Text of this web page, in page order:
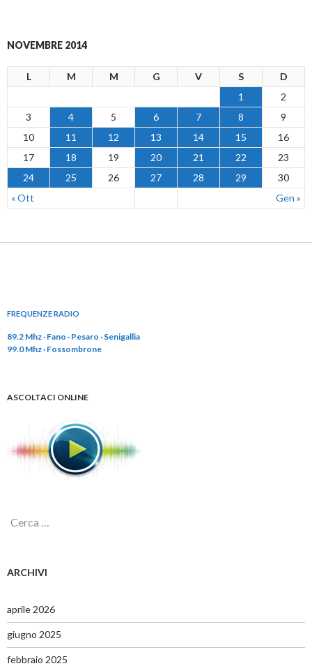
NOVEMBRE 2014
L M M G V S D
« Ott Gen »
1
2
3
4 5 6 7 8
9
10
11 12 13 14 15
16
17
18 19 20 21 22
23
24
25 26 27 28 29 30
FREQUENZE RADIO
89.2 Mhz · Fano · Pesaro · Senigallia
99.0 Mhz · Fossombrone
ASCOLTACI ONLINE
R
r
p
e
r
:
ARCHIVI
aprile 2026
giugno 2025
febbraio 2025